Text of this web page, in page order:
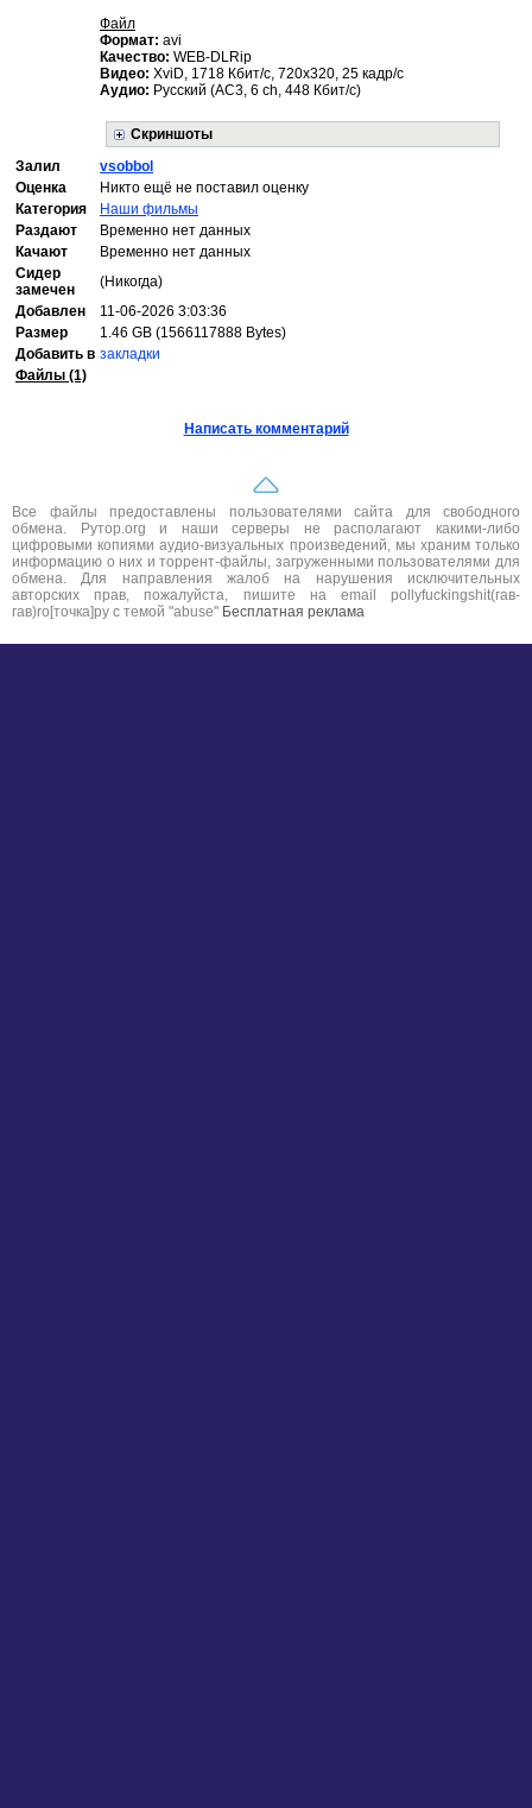
Файл
Формат: avi
Качество: WEB-DLRip
Видео: XviD, 1718 Кбит/с, 720x320, 25 кадр/с
Аудио: Русский (AC3, 6 ch, 448 Кбит/с)
Скриншоты
Залил
vsobbol
Оценка
Никто ещё не поставил оценку
Категория
Наши фильмы
Раздают
Временно нет данных
Качают
Временно нет данных
Сидер
замечен
(Никогда)
Добавлен
11-06-2026 3:03:36
Размер
1.46 GB (1566117888 Bytes)
Добавить в закладки
Файлы (1)
Написать комментарий
Все файлы предоставлены пользователями сайта для свободного
обмена. Рутор.org и наши серверы не располагают какими-либо
цифровыми копиями аудио-визуальных произведений, мы храним только
информацию о них и торрент-файлы, загруженными пользователями для
обмена. Для направления жалоб на нарушения исключительных
авторских прав, пожалуйста, пишите на email pollyfuckingshit(гав-
гав)ro[точка]ру с темой "abuse" Бесплатная реклама